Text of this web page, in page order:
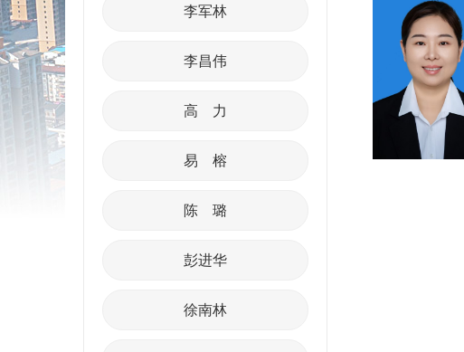
李军林
李昌伟
高 力
易 榕
陈 璐
彭进华
徐南林